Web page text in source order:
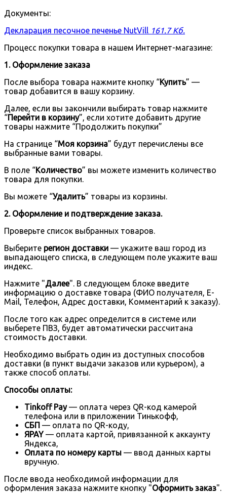
Документы:
Декларация песочное печенье NutVill 161.7 Кб.
Процесс покупки товара в нашем Интернет-магазине:
1. Оформление заказа
После выбора товара нажмите кнопку “Купить” —
товар добавится в вашу корзину.
Далее, если вы закончили выбирать товар нажмите
“Перейти в корзину”, если хотите добавить другие
товары нажмите “Продолжить покупки”
На странице “Моя корзина” будут перечислены все
выбранные вами товары.
В поле “Количество” вы можете изменить количество
товара для покупки.
Вы можете “Удалить” товары из корзины.
2. Оформление и подтверждение заказа.
Проверьте список выбранных товаров.
Выберите регион доставки — укажите ваш город из
выпадающего списка, в следующем поле укажите ваш
индекс.
Нажмите "Далее". В следующем блоке введите
информацию о доставке товара (ФИО получателя, E-
Mail, Телефон, Адрес доставки, Комментарий к заказу).
После того как адрес определится в системе или
выберете ПВЗ, будет автоматически рассчитана
стоимость доставки.
Необходимо выбрать один из доступных способов
доставки (в пункт выдачи заказов или курьером), а
также способ оплаты.
Способы оплаты:
Tinkoff Pay— оплата через QR-код камерой
телефона или в приложении Тинькофф,
СБП — оплата по QR-коду,
ЯPAY— оплата картой, привязанной к аккаунту
Яндекса,
Оплата по номеру карты — ввод данных карты
вручную.
После ввода необходимой информации для
оформления заказа нажмите кнопку "Оформить заказ".